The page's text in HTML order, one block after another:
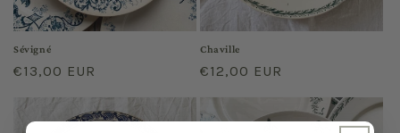
Sévigné
Prix
€13,00 EUR
Chaville
Prix
€12,00 EUR